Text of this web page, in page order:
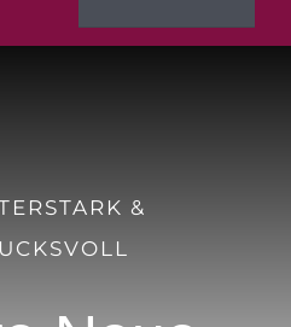
&